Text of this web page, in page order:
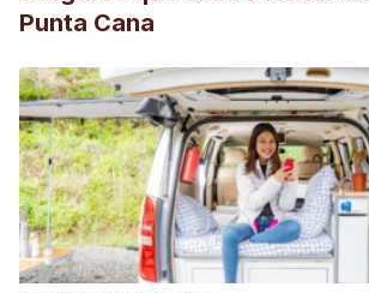
Punta Cana